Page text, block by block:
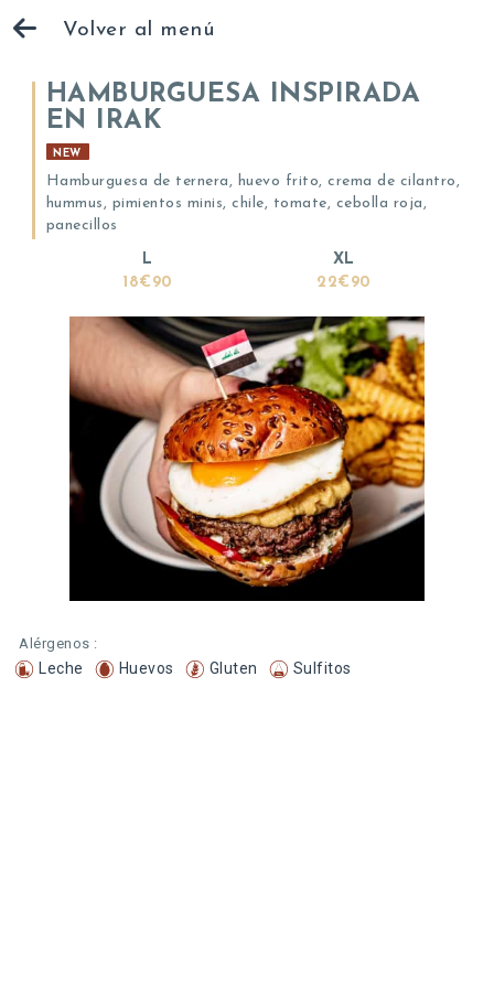
Volver al menú
HAMBURGUESA INSPIRADA
EN IRAK
NEW
Hamburguesa de ternera, huevo frito, crema de cilantro,
hummus, pimientos minis, chile, tomate, cebolla roja,
panecillos
L
18€90
XL
22€90
Alérgenos :
Leche Huevos Gluten Sulfitos